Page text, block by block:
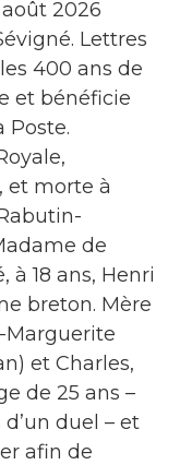
2026
Lettres
400 ans de
et bénéficie
Poste.
et morte à
de
à 18 ans, Henri
breton. Mère
Marguerite
et Charles,
de 25 ans –
duel – et
afin de